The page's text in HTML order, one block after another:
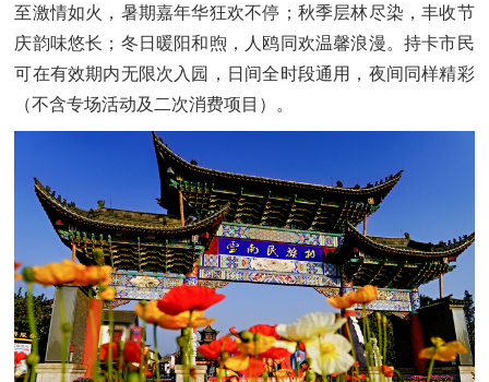
至激情如火，暑期嘉年华狂欢不停；秋季层林尽染，丰收节
庆韵味悠长；冬日暖阳和煦，人鸥同欢温馨浪漫。持卡市民
可在有效期内无限次入园，日间全时段通用，夜间同样精彩
（不含专场活动及二次消费项目）。